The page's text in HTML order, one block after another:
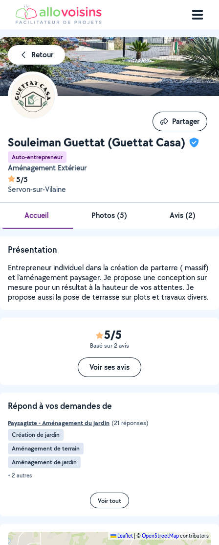
Retour
Souleiman Guettat (Guettat Casa)
Auto-entrepreneur
Aménagement Extérieur
5/5
Servon-sur-Vilaine
Partager
Partager
Accueil Photos (5) Avis (2)
Présentation
Entrepreneur individuel dans la création de parterre ( massif)
et l'aménagement paysager. Je propose une conception sur
mesure pour un résultat à la hauteur de vos attentes. Je
propose aussi la pose de terrasse sur plots et travaux divers.
5/5
Basé sur 2 avis
Voir ses avis
Répond à vos demandes de
Paysagiste - Aménagement du jardin (21 réponses)
Création de jardin
Aménagement de terrain
Aménagement de jardin
+ 2 autres
Voir tout
Leaflet ©OpenStreetMapcontributors